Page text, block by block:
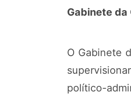
Gabinete da
O Gabinete
político-